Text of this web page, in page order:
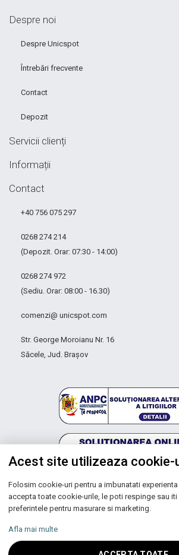
Despre noi
Despre Unicspot
Întrebări frecvente
Contact
Depozit
Servicii clienți
Informații
Contact
+40 756 075 297
0268 274 214
(Depozit. Orar: 07:30 - 14:00)
0268 274 972
(Sediu. Orar: 08:00 - 16.30)
comenzi@ unicspot.com
Str. George Moroianu Nr. 16
Săcele, Jud. Brașov
Autoritatea Națională pentru Protecția
Copyright © 2026 UNIC SPOT RO S.R.L.
Acest site utilizeaza cookie-
Folosim cookie-uri pentru a imbunatati
accepta toate cookie-urile, le poti respinge sau
preferintele pentru masurare si marketing.
Afla mai multe